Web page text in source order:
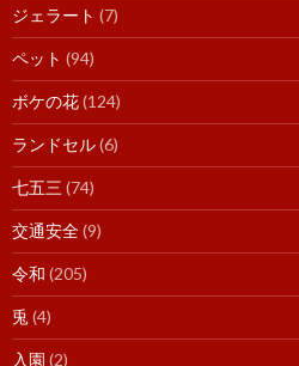
ジェラート (7)
ペット (94)
ボケの花(124)
ランドセル(6)
七五三 (74)
交通安全(9)
令和 (205)
兎 (4)
入園 (2)